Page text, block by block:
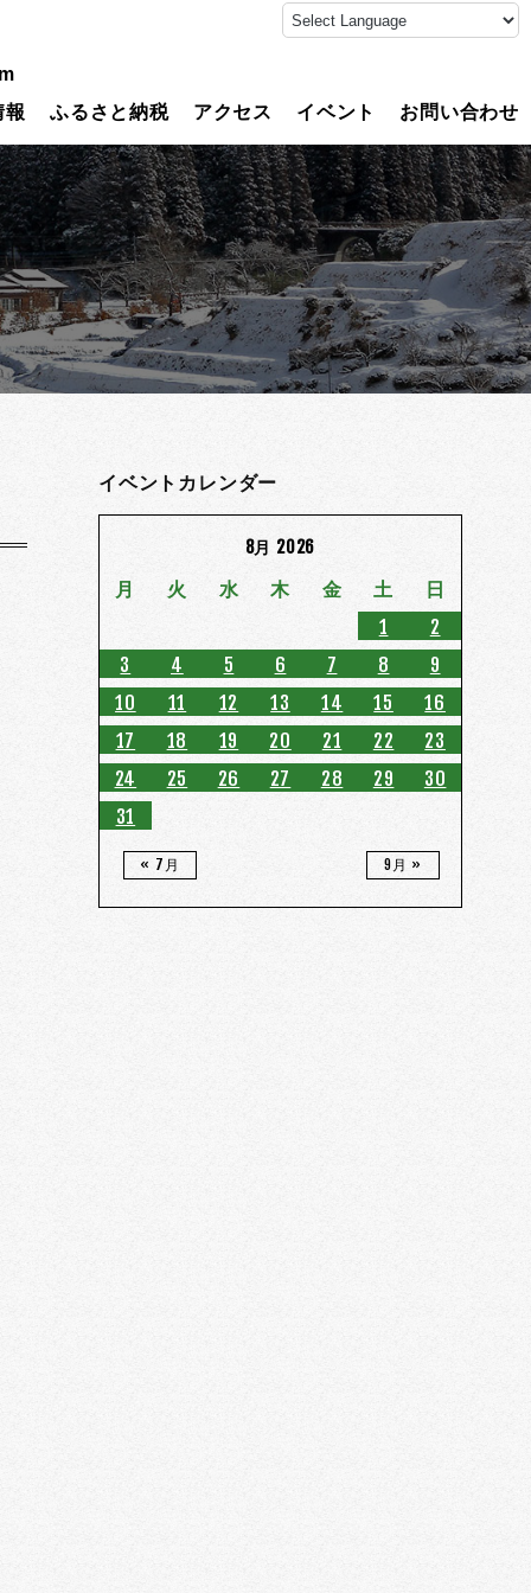
報
ふるさと納税 アクセス イベント お問い合わせ
イベントカレンダー
8月 2026
月 火 水 木 金 土
日
1
2
3
4 5 6 7 8
9
10
11 12 13 14 15
16
17
18 19 20 21 22
23
24
25 26 27 28 29
30
31
« 7月 9月 »